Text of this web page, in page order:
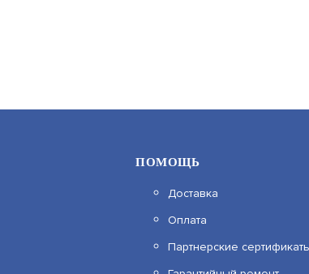
С2000Р-ИК ИСП.02
ПОМОЩЬ
Доставка
Оплата
Партнерские